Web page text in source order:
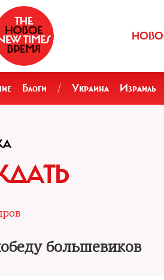
Блоги / Украина Израиль
большевиков